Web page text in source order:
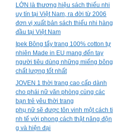
LỚN là thương hiệu sách thiếu nhi
uy tín tại Việt Nam, ra đời từ 2006
đơn vị xuất bản sách thiếu nhi hàng
đầu tại Việt Nam
Ipek Bông tẩy trang 100% cotton tự
nhiên Made in EU mang đến tay
người tiêu dùng những miếng bông
chất lượng tốt nhất
JOVEN 1 thời trang cao cấp dành
cho phái nữ văn phòng cùng các
bạn trẻ yêu thời trang
phụ nữ sẽ được tôn vinh một cách ti
nh tế với phong cách thật năng độn
g và hiện đại